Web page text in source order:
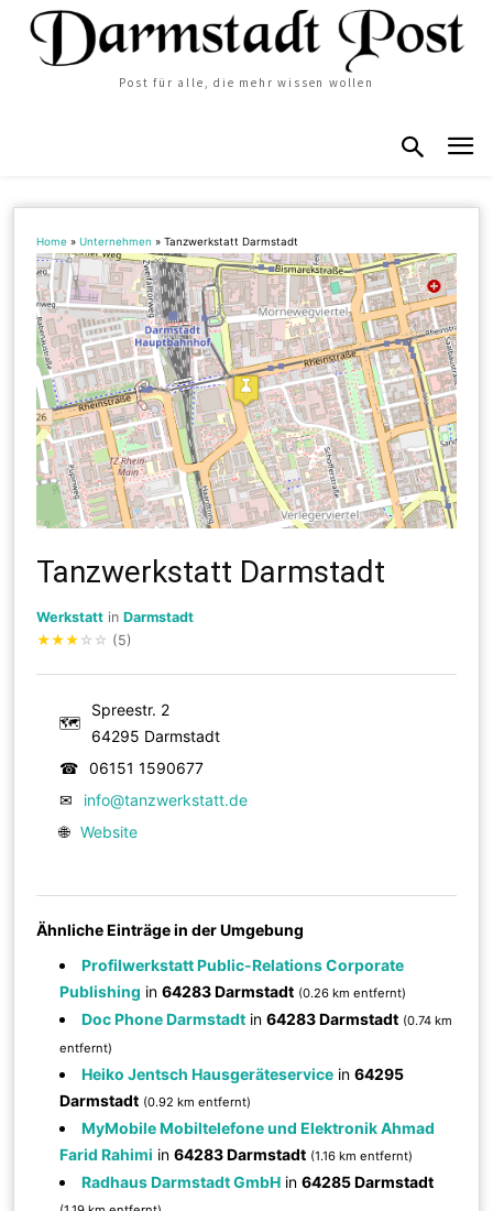
Post für alle, die mehr wissen wollen
Home »Unternehmen »Tanzwerkstatt Darmstadt
Tanzwerkstatt Darmstadt
Werkstatt inDarmstadt
★★★ ☆ ☆ (5)
🗺
Spreestr. 2
64295 Darmstadt
☎
06151 1590677
✉
info@tanzwerkstatt.de
🌐 Website
Ähnliche Einträge in der Umgebung
Profilwerkstatt Public-Relations Corporate
Publishing in64283 Darmstadt (0.26 km entfernt)
Doc Phone Darmstadt in64283 Darmstadt (0.74 km
entfernt)
Heiko Jentsch Hausgeräteservice in64295
Darmstadt (0.92 km entfernt)
MyMobile Mobiltelefone und Elektronik Ahmad
Farid Rahimi in64283 Darmstadt (1.16 km entfernt)
Radhaus Darmstadt GmbH in64285 Darmstadt